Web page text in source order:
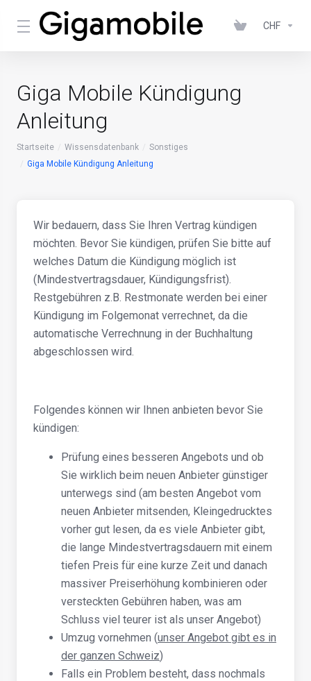
CHF
Giga Mobile Kündigung
Anleitung
Startseite Wissensdatenbank
Sonstiges
Giga Mobile Kündigung Anleitung
Wir bedauern, dass Sie Ihren Vertrag kündigen
möchten. Bevor Sie kündigen, prüfen Sie bitte auf
welches Datum die Kündigung möglich ist
(Mindestvertragsdauer, Kündigungsfrist).
Restgebühren z.B. Restmonate werden bei einer
Kündigung im Folgemonat verrechnet, da die
automatische Verrechnung in der Buchhaltung
abgeschlossen wird.
Folgendes können wir Ihnen anbieten bevor Sie
kündigen:
Prüfung eines besseren Angebots und ob
Sie wirklich beim neuen Anbieter günstiger
unterwegs sind (am besten Angebot vom
neuen Anbieter mitsenden, Kleingedrucktes
vorher gut lesen, da es viele Anbieter gibt,
die lange Mindestvertragsdauern mit einem
tiefen Preis für eine kurze Zeit und danach
massiver Preiserhöhung kombinieren oder
versteckten Gebühren haben, was am
Schluss viel teurer ist als unser Angebot)
Umzug vornehmen (unser Angebot gibt es in
der ganzen Schweiz)
Falls ein Problem besteht, dass nochmals